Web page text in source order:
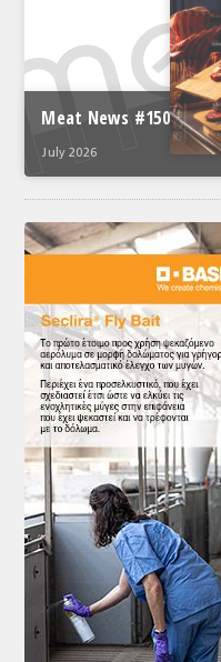
ΠΡΩΤΕΣ ΥΛΕΣ
ΕΞΟΠΛΙΣΜΟΣ
ΕΜΠΟΡΙΚΟΙ ΑΝΤΙΠΡΟΣΩΠΟΙ
ΝΟΜΟΘΕΣΙΑ
ΕΛΛΗΝΙΚΗ ΝΟΜΟΘΕΣΙΑ
ΕΥΡΩΠΑΪΚΗ ΝΟΜΟΘΕΣΙΑ
ΤΟ ΠΕΡΙΟΔΙΚΟ
Profile
ΑΡΧΕΙΟ ΤΕΥΧΩΝ
ΣΥΝΕΔΡΙΟ ΚΡΕΑΤΟΣ
Meat News #150
July 2026